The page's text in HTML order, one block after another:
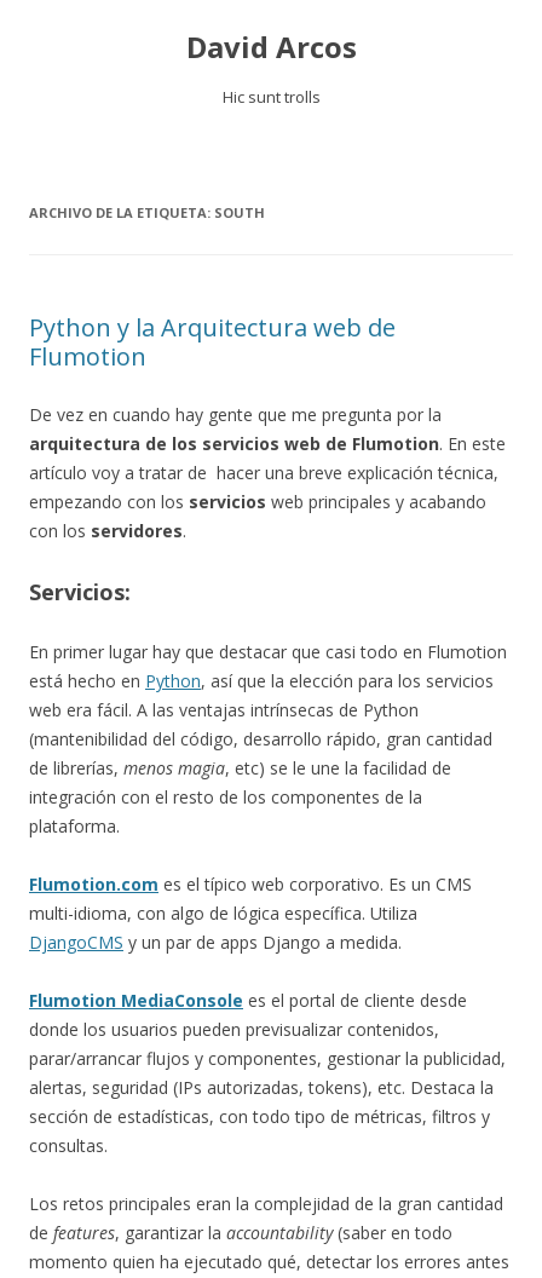
David Arcos
Hic sunt trolls
ARCHIVO DE LA ETIQUETA: SOUTH
Python y la Arquitectura web de
Flumotion
De vez en cuando hay gente que me pregunta por la
arquitectura de los servicios web de Flumotion. En este
artículo voy a tratar de hacer una breve explicación técnica,
empezando con los servicios web principales y acabando
con los servidores.
Servicios:
En primer lugar hay que destacar que casi todo en Flumotion
está hecho en Python, así que la elección para los servicios
web era fácil. A las ventajas intrínsecas de Python
(mantenibilidad del código, desarrollo rápido, gran cantidad
de librerías, menos magia, etc) se le une la facilidad de
integración con el resto de los componentes de la
plataforma.
Flumotion.com es el típico web corporativo. Es un CMS
multi-idioma, con algo de lógica específica. Utiliza
DjangoCMS y un par de apps Django a medida.
Flumotion MediaConsole es el portal de cliente desde
donde los usuarios pueden previsualizar contenidos,
parar/arrancar flujos y componentes, gestionar la publicidad,
alertas, seguridad (IPs autorizadas, tokens), etc. Destaca la
sección de estadísticas, con todo tipo de métricas, filtros y
consultas.
Los retos principales eran la complejidad de la gran cantidad
de features, garantizar la accountability(saber en todo
momento quien ha ejecutado qué, detectar los errores antes